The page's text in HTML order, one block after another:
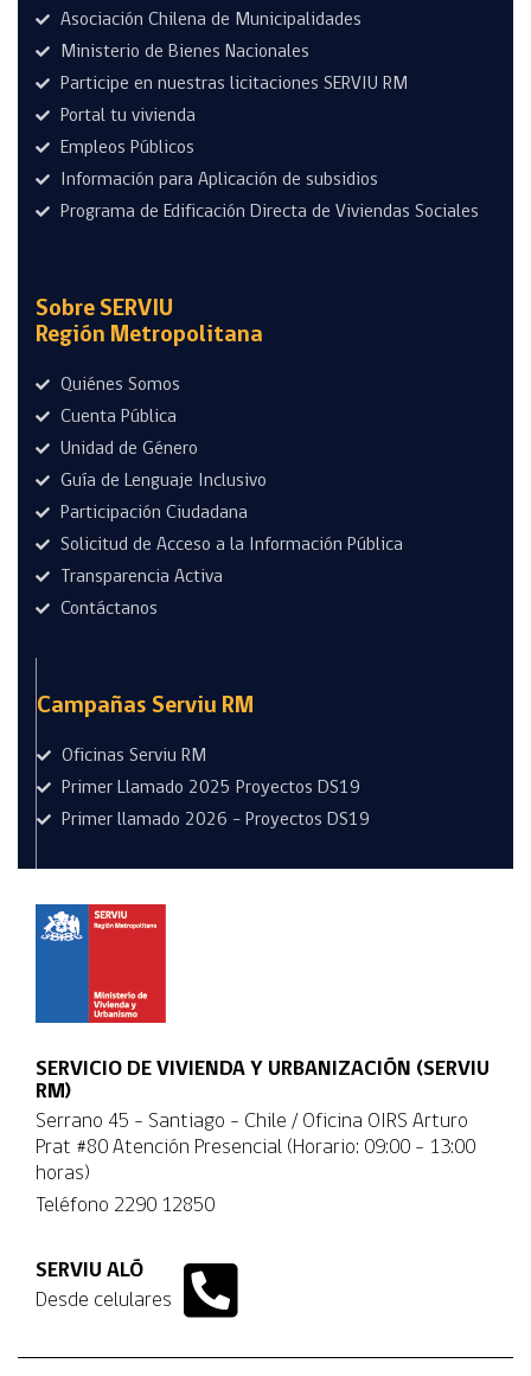
Asociación Chilena de Municipalidades
Ministerio de Bienes Nacionales
Participe en nuestras licitaciones SERVIU RM
Portal tu vivienda
Empleos Públicos
Información para Aplicación de subsidios
Programa de Edificación Directa de Viviendas Sociales
Sobre SERVIU
Región Metropolitana
Quiénes Somos
Cuenta Pública
Unidad de Género
Guía de Lenguaje Inclusivo
Participación Ciudadana
Solicitud de Acceso a la Información Pública
Transparencia Activa
Contáctanos
Campañas Serviu RM
Oficinas Serviu RM
Primer Llamado 2025 Proyectos DS19
Primer llamado 2026 - Proyectos DS19
SERVICIO DE VIVIENDA Y URBANIZACIÓN (SERVIU
RM)
Serrano 45 - Santiago - Chile / Oficina OIRS Arturo
Prat #80 Atención Presencial (Horario: 09:00 - 13:00
horas)
Teléfono 2290 12850
SERVIU ALÓ
Desde celulares